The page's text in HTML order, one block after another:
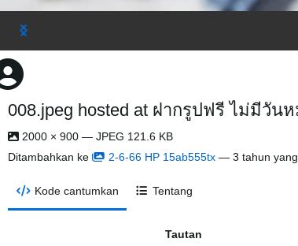
008.jpeg hosted at ฝากรูปฟรี ไม่มีวั
2000 × 900 — JPEG 121.6 KB
Ditambahkan ke
2-6-66 HP 15ab555tx — 3 tahun
Kode cantumkan Tentang
Tautan